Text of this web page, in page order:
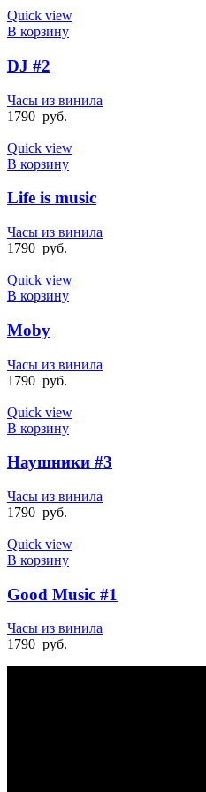
Quick view
В корзину
DJ #2
Часы из винила
1790 руб.
Quick view
В корзину
Life is music
Часы из винила
1790 руб.
Quick view
В корзину
Moby
Часы из винила
1790 руб.
Quick view
В корзину
Наушники #3
Часы из винила
1790 руб.
Quick view
В корзину
Good Music #1
Часы из винила
1790 руб.